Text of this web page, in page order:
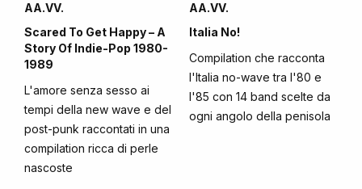
AA.VV.
Scared To Get Happy – A
Story Of Indie-Pop 1980-
1989
L'amore senza sesso ai
tempi della new wave e del
post-punk raccontati in una
compilation ricca di perle
nascoste
AA.VV.
Italia No!
Compilation che racconta
l'Italia no-wave tra l'80 e
l'85 con 14 band scelte da
ogni angolo della penisola